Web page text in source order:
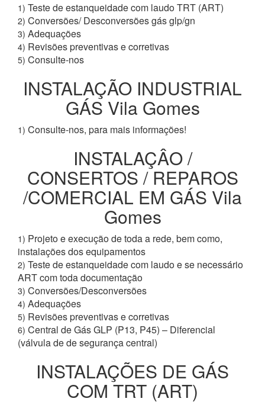
1) Teste de estanqueidade com laudo TRT (ART)
2) Conversões/ Desconversões gás glp/gn
3) Adequações
4) Revisões preventivas e corretivas
5) Consulte-nos
INSTALAÇÃO INDUSTRIAL
GÁS Vila Gomes
1) Consulte-nos, para mais informações!
INSTALAÇÂO /
CONSERTOS / REPAROS
/COMERCIAL EM GÁS Vila
Gomes
1) Projeto e execução de toda a rede, bem como,
instalações dos equipamentos
2) Teste de estanqueidade com laudo e se necessário
ART com toda documentação
3) Conversões/Desconversões
4) Adequações
5) Revisões preventivas e corretivas
6) Central de Gás GLP (P13, P45) – Diferencial
(válvula de de segurança central)
INSTALAÇÕES DE GÁS
COM TRT (ART)